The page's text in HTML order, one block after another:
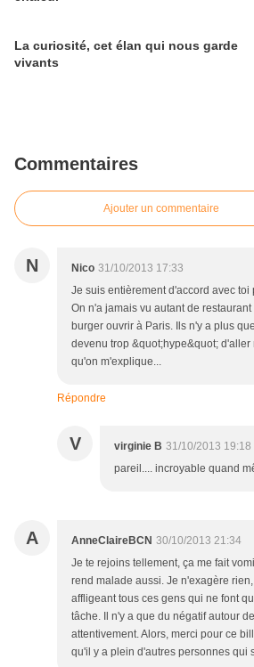
La curiosité, cet élan qui nous garde
vivants
Commentaires
Ajouter un commentaire
N Nico 31/10/2013 17:33
Je suis entièrement d'accord avec toi
On n'a jamais vu autant de
burger ouvrir à Paris. Ils n'y a plus
devenu trop &quot;hype&quot; d'aller
qu'on m'explique...
Répondre
V virginie B 31/10/2013 19:18
pareil.... incroyable quand
A AnneClaireBCN 30/10/2013 21:34
Je te rejoins tellement, ça me fait
rend malade aussi. Je n'exagère
affligeant tous ces gens qui ne font
tâche. Il n'y a que du négatif autour
attentivement. Alors, merci pour ce
qu'il y a plein d'autres personnes qui